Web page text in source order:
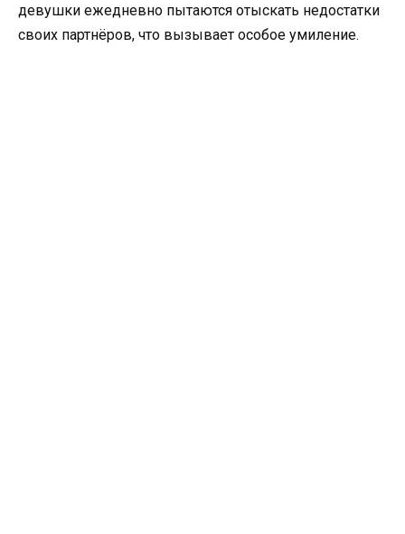
девушки ежедневно пытаются отыскать недостатки
своих партнёров, что вызывает особое умиление.